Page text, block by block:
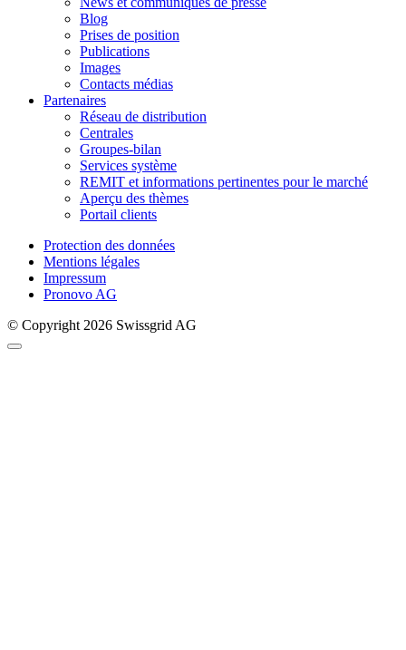
Blog
Prises de position
Publications
Images
Contacts médias
Partenaires
Réseau de distribution
Centrales
Groupes-bilan
Services système
REMIT et informations pertinentes pour le marché
Aperçu des thèmes
Portail clients
Protection des données
Mentions légales
Impressum
Pronovo AG
© Copyright 2026 Swissgrid AG